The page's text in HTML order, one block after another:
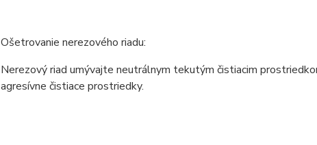
Ošetrovanie nerezového riadu:
Nerezový riad umývajte neutrálnym tekutým čistiacim
agresívne čistiace prostriedky.